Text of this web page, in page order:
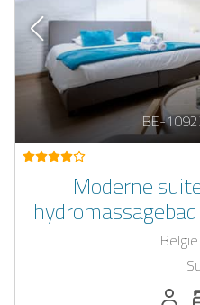
BE-
Moderne